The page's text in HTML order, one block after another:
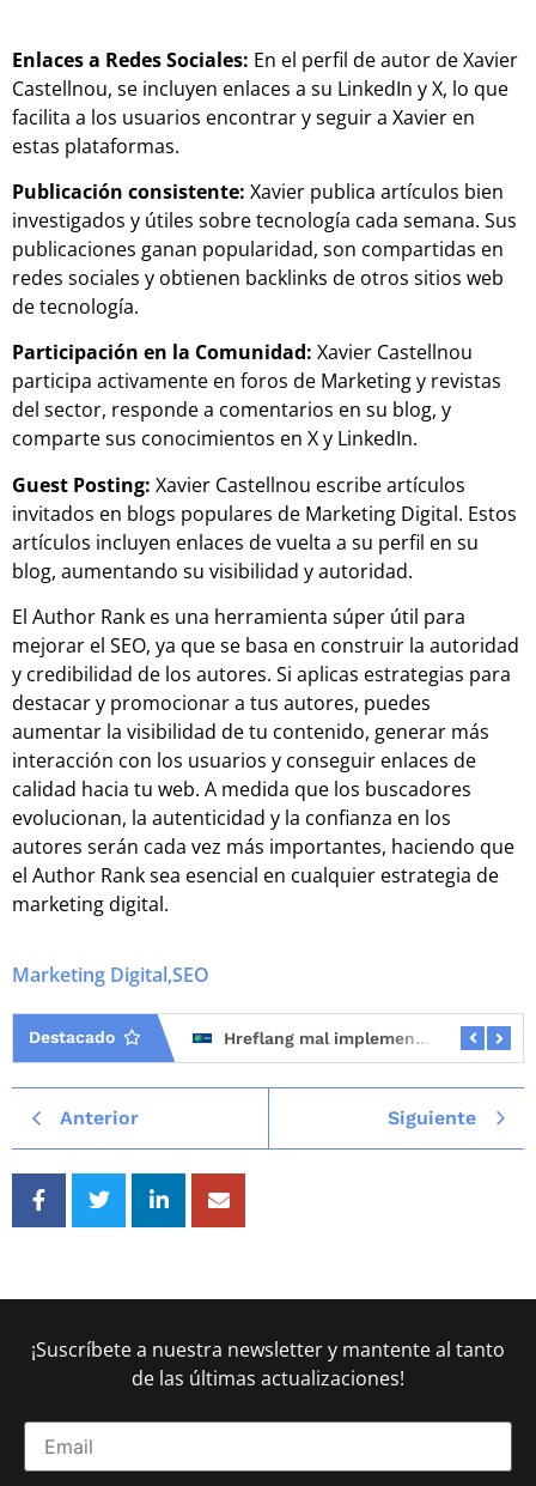
Enlaces a Redes Sociales: En el perfil de autor de Xavier
Castellnou, se incluyen enlaces a su LinkedIn y X, lo que
facilita a los usuarios encontrar y seguir a Xavier en
estas plataformas.
Publicación consistente: Xavier publica artículos bien
investigados y útiles sobre tecnología cada semana. Sus
publicaciones ganan popularidad, son compartidas en
redes sociales y obtienen backlinks de otros sitios web
de tecnología.
Participación en la Comunidad: Xavier Castellnou
participa activamente en foros de Marketing y revistas
del sector, responde a comentarios en su blog, y
comparte sus conocimientos en X y LinkedIn.
Guest Posting: Xavier Castellnou escribe artículos
invitados en blogs populares de Marketing Digital. Estos
artículos incluyen enlaces de vuelta a su perfil en su
blog, aumentando su visibilidad y autoridad.
El Author Rank es una herramienta súper útil para
mejorar el SEO, ya que se basa en construir la autoridad
y credibilidad de los autores. Si aplicas estrategias para
destacar y promocionar a tus autores, puedes
aumentar la visibilidad de tu contenido, generar más
interacción con los usuarios y conseguir enlaces de
calidad hacia tu web. A medida que los buscadores
evolucionan, la autenticidad y la confianza en los
autores serán cada vez más importantes, haciendo que
el Author Rank sea esencial en cualquier estrategia de
marketing digital.
Marketing Digital,SEO
Destacado Mejores consultores SEO en España (2026) Hreflang mal implementado: el error SEO que más tráfico internacional hace perder
Anterior Siguiente
¡Suscríbete a nuestra newsletter y mantente al tanto
de las últimas actualizaciones!